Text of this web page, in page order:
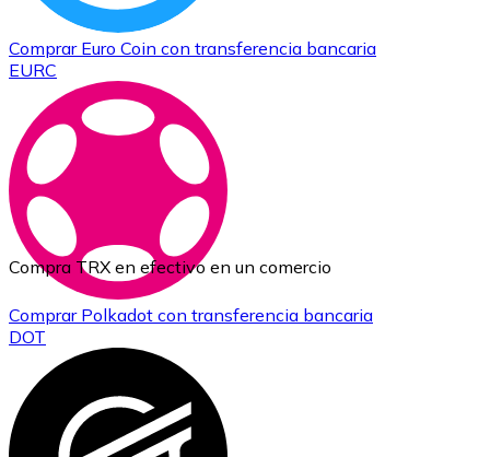
Comprar Euro Coin con transferencia bancaria
EURC
Comprar Polkadot con transferencia bancaria
DOT
Compra TRX en efectivo en un comercio